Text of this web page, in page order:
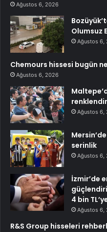
Ağustos 6, 2026
Olumsuz
Ağustos 6,
Chemours hissesi bugün
Ağustos 6, 2026
Ağustos 6,
serinlik
Ağustos 6,
İzmir’de
4 bin
Ağustos 6,
R&S Group hisseleri